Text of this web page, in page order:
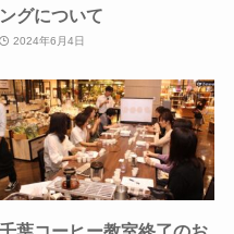
ングについて
2024年6月4日